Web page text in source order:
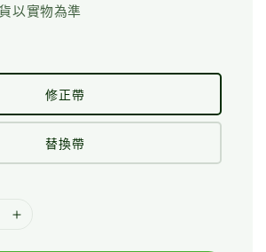
以實物為準
修正帶
替換帶